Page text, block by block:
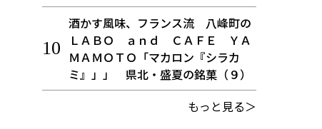
酒かす風味、フランス流 八峰町の
ＬＡＢＯ ａｎｄ ＣＡＦＥ ＹＡ
ＭＡＭＯＴＯ「マカロン『シラカ
ミ』」」 県北・盛夏の銘菓（９）
もっと見る＞